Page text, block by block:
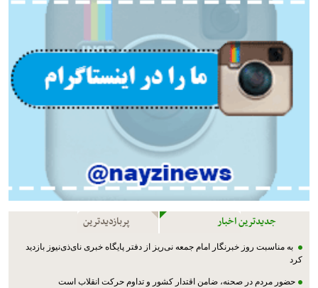
جدیدترین اخبار پربازدیدترین
به مناسبت روز خبرنگار امام جمعه نی‌ریز از دفتر پایگاه خبری نای‌ذی‌نیوز بازدید
کرد
حضور مردم در صحنه، ضامن اقتدار کشور و تداوم حرکت انقلاب است